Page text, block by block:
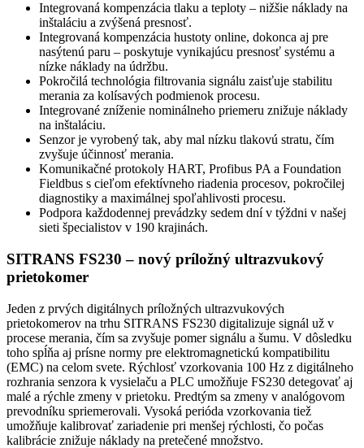
Integrovaná kompenzácia tlaku a teploty – nižšie náklady na
inštaláciu a zvýšená presnosť.
Integrovaná kompenzácia hustoty online, dokonca aj pre
nasýtenú paru – poskytuje vynikajúcu presnosť systému a
nízke náklady na údržbu.
Pokročilá technológia filtrovania signálu zaisťuje stabilitu
merania za kolísavých podmienok procesu.
Integrované zníženie nominálneho priemeru znižuje náklady
na inštaláciu.
Senzor je vyrobený tak, aby mal nízku tlakovú stratu, čím
zvyšuje účinnosť merania.
Komunikačné protokoly HART, Profibus PA a Foundation
Fieldbus s cieľom efektívneho riadenia procesov, pokročilej
diagnostiky a maximálnej spoľahlivosti procesu.
Podpora každodennej prevádzky sedem dní v týždni v našej
sieti špecialistov v 190 krajinách.
SITRANS FS230 – nový príložný ultrazvukový
prietokomer
Jeden z prvých digitálnych príložných ultrazvukových
prietokomerov na trhu SITRANS FS230 digitalizuje signál už v
procese merania, čím sa zvyšuje pomer signálu a šumu. V dôsledku
toho spĺňa aj prísne normy pre elektromagnetickú kompatibilitu
(EMC) na celom svete. Rýchlosť vzorkovania 100 Hz z digitálneho
rozhrania senzora k vysielaču a PLC umožňuje FS230 detegovať aj
malé a rýchle zmeny v prietoku. Predtým sa zmeny v analógovom
prevodníku spriemerovali. Vysoká perióda vzorkovania tiež
umožňuje kalibrovať zariadenie pri menšej rýchlosti, čo počas
kalibrácie znižuje náklady na pretečené množstvo.